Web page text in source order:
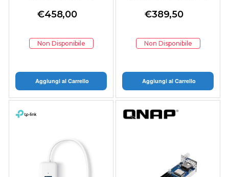
NIC 3
€458,00
Non Disponibile
Aggiungi al Carrello
€389,50
Non Disponibile
Aggiungi al Carrello